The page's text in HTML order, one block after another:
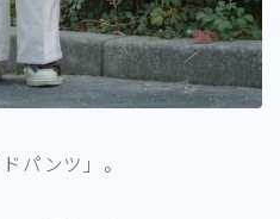
パンツ」。